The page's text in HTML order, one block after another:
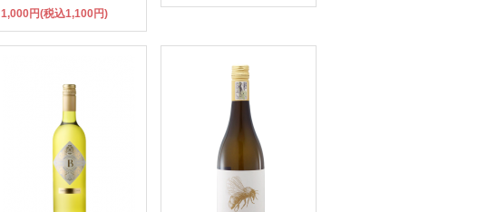
1,000円(税込1,100円)